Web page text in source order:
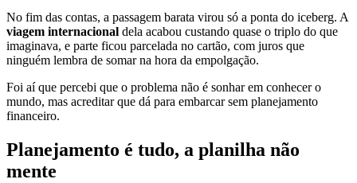
No fim das contas, a passagem barata virou só a ponta do iceberg. A
viagem internacional dela acabou custando quase o triplo do que
imaginava, e parte ficou parcelada no cartão, com juros que
ninguém lembra de somar na hora da empolgação.
Foi aí que percebi que o problema não é sonhar em conhecer o
mundo, mas acreditar que dá para embarcar sem planejamento
financeiro.
Planejamento é tudo, a planilha não
mente